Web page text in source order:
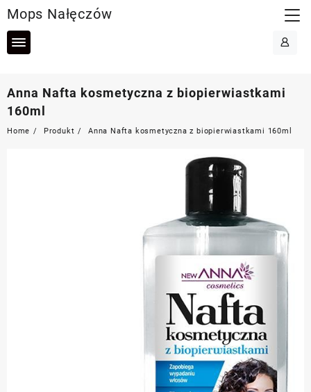
to
content
Mops Nałęczów
Anna Nafta kosmetyczna z biopierwiastkami
160ml
Home Produkt Anna Nafta kosmetyczna z biopierwiastkami 160ml